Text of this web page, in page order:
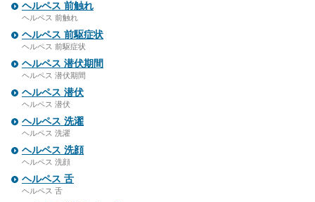
ヘルペス 前触れ
ヘルペス 前触れ
ヘルペス 前駆症状
ヘルペス 前駆症状
ヘルペス 潜伏期間
ヘルペス 潜伏期間
ヘルペス 潜伏
ヘルペス 潜伏
ヘルペス 洗濯
ヘルペス 洗濯
ヘルペス 洗顔
ヘルペス 洗顔
ヘルペス 舌
ヘルペス 舌